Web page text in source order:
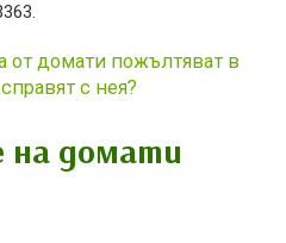
от домати пожълтяват в
с нея?
на домати